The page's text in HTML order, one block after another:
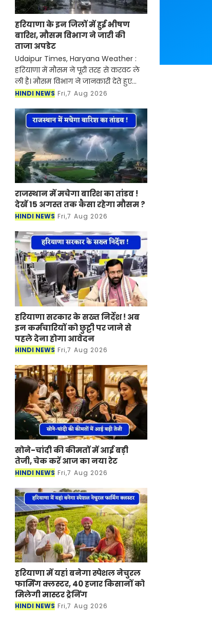
हरियाणा के इन जिलों में हुई भीषण
बारिश, मौसम विभाग ने जारी की
ताजा अपडेट
Udaipur Times, Haryana Weather :
हरियाणा में मौसम ने पूरी तरह से करवट ले
ली है। मौसम विभाग ने जानकारी देते हुए
बताया की प्रदेश में मानसून एक बार फिर
रेवाड़ी, फ
HINDI NEWS Fri,7 Aug 2026
राजस्थान में मचेगा बारिश का तांडव !
देखें 15 अगस्त तक कैसा रहेगा मौसम ?
HINDI NEWS Fri,7 Aug 2026
हरियाणा सरकार के सख्त निर्देश ! अब
इन कर्मचारियों को छुट्टी पर जाने से
पहले देना होगा आवेदन
HINDI NEWS Fri,7 Aug 2026
सोने-चांदी की कीमतों में आई बड़ी
तेजी, चेक करें आज का नया रेट
HINDI NEWS Fri,7 Aug 2026
हरियाणा में यहां बनेगा स्पेशल नेचुरल
फार्मिंग क्लस्टर, 40 हजार किसानों को
मिलेगी मास्टर ट्रेनिंग
HINDI NEWS Fri,7 Aug 2026